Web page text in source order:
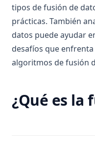
contextual
¿Es seguro ChatGPT?
tranquilidad
¿Memoria a largo plazo
millones de tokens.
¿Qué es una
Aprende cómo detectar
R-CNN for Object
Unlocking Creativity
Comprehensive Guide
What Is Does Not Equal
What Is Elif in Python -
What is Do Nothing in
Statement
tipos de fusión de
prácticas. También
datos puede ayudar
desafíos que
algoritmos de fusión
¿Qué es la